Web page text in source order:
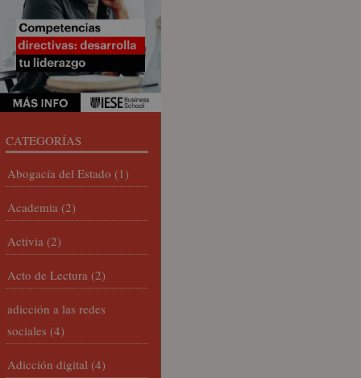
CATEGORÍAS
Abogacía del Estado (1)
Academia (2)
Activia (2)
Acto de Lectura (2)
adicción a las redes
sociales (4)
Adicción digital (4)